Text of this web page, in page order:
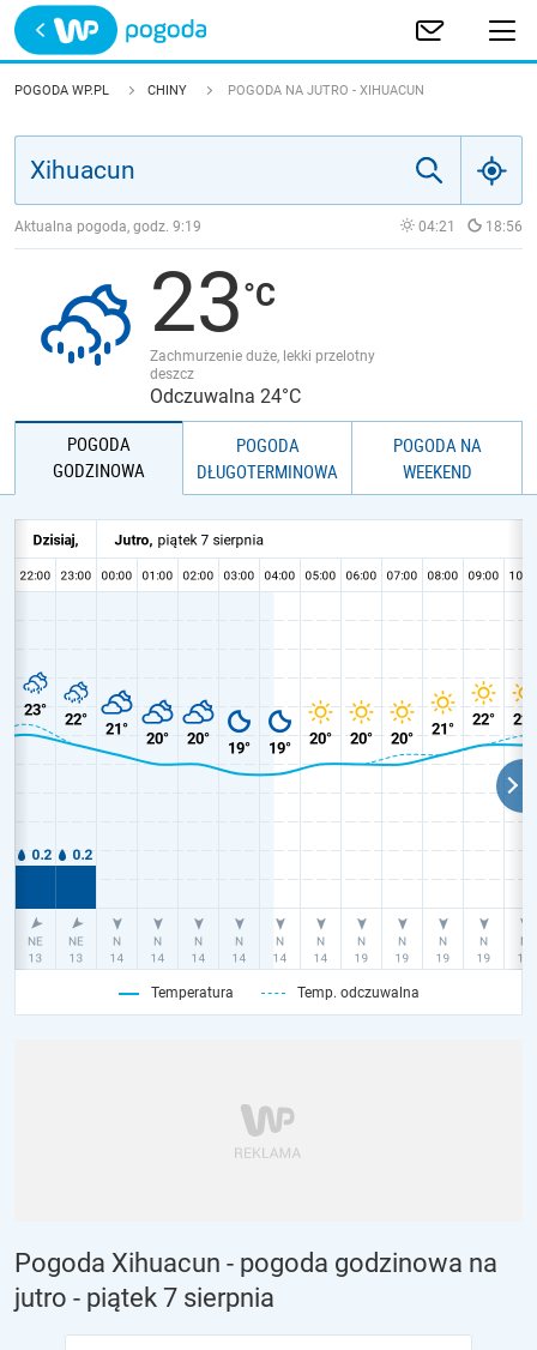
Trwa ładowanie
POLSKA
JAKOŚĆ POWIETRZA
POGODA WP.PL CHINY POGODA NA JUTRO - XIHUACUN
Aktualna pogoda, godz. 9:19 04:21 18:56
23
Zachmurzenie duże, lekki przelotny
deszcz
Odczuwalna 24°C
POGODA
GODZINOWA
POGODA
DŁUGOTERMINOWA
POGODA NA
WEEKEND
Temperatura Temp. odczuwalna
Pogoda Xihuacun - pogoda godzinowa na
jutro - piątek 7 sierpnia